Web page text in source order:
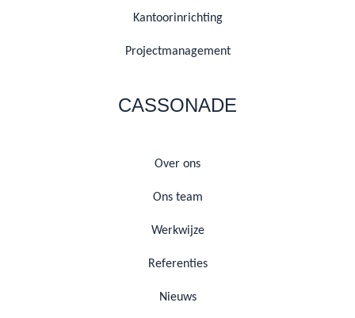
Kantoorinrichting
Projectmanagement
CASSONADE
Over ons
Ons team
Werkwijze
Referenties
Nieuws